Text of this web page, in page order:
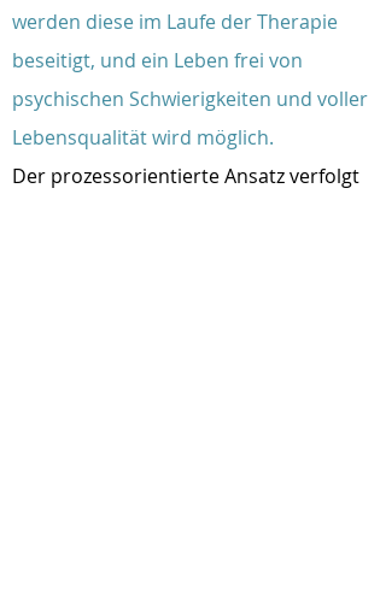
werden diese im Laufe der Therapie
beseitigt, und ein Leben frei von
psychischen Schwierigkeiten und voller
Lebensqualität wird möglich.
Der prozessorientierte Ansatz verfolgt